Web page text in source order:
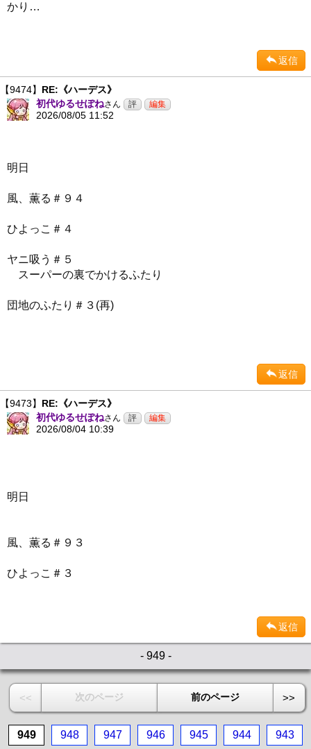
かり…
返信
【9474】 RE:《ハーデス》
初代ゆるせぽねさん
2026/08/05 11:52
明日
風、薫る＃９４
ひよっこ＃４
ヤニ吸う＃５
スーパーの裏でかけるふたり
団地のふたり＃３(再)
返信
【9473】 RE:《ハーデス》
初代ゆるせぽねさん
2026/08/04 10:39
明日
風、薫る＃９３
ひよっこ＃３
返信
- 949 -
<< 次のページ 前のページ >>
949 948 947 946 945 944 943